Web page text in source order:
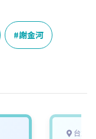
謝金河
台北